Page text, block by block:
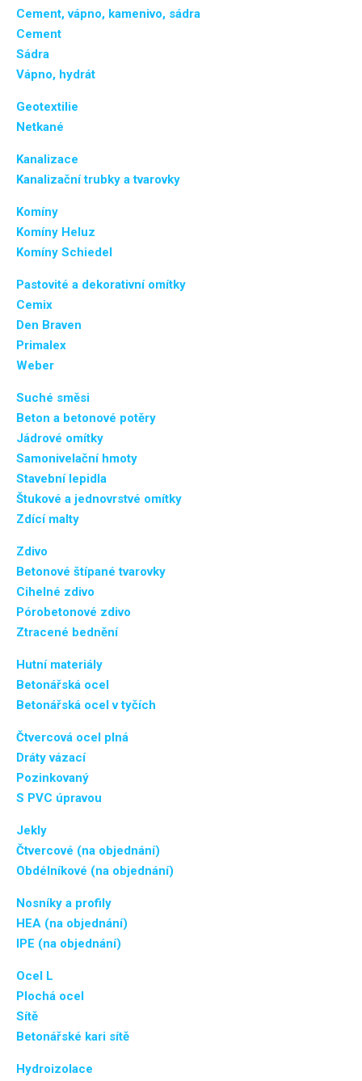
Cement, vápno, kamenivo, sádra
Cement
Sádra
Vápno, hydrát
Geotextilie
Netkané
Kanalizace
Kanalizační trubky a tvarovky
Komíny
Komíny Heluz
Komíny Schiedel
Pastovité a dekorativní omítky
Cemix
Den Braven
Primalex
Weber
Suché směsi
Beton a betonové potěry
Jádrové omítky
Samonivelační hmoty
Stavební lepidla
Štukové a jednovrstvé omítky
Zdící malty
Zdivo
Betonové štípané tvarovky
Cihelné zdivo
Pórobetonové zdivo
Ztracené bednění
Hutní materiály
Betonářská ocel
Betonářská ocel v tyčích
Čtvercová ocel plná
Dráty vázací
Pozinkovaný
S PVC úpravou
Jekly
Čtvercové (na objednání)
Obdélníkové (na objednání)
Nosníky a profily
HEA (na objednání)
IPE (na objednání)
Ocel L
Plochá ocel
Sítě
Betonářské kari sítě
Hydroizolace